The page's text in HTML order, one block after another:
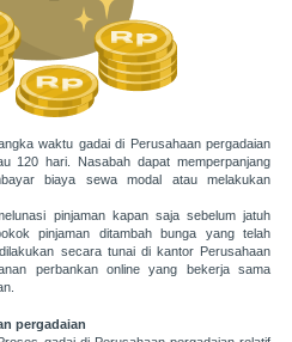
waktu gadai di Perusahaan pergadaian
120 hari. Nasabah dapat memperpanjang
biaya sewa modal atau melakukan
pinjaman kapan saja sebelum jatuh
pinjaman ditambah bunga yang telah
secara tunai di kantor Perusahaan
perbankan online yang bekerja sama
pergadaian